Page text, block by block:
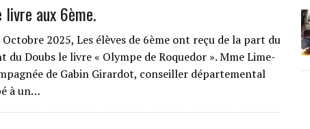
livre aux 6ème.
Octobre 2025, Les élèves de 6ème ont reçu de la part du
du Doubs le livre « Olympe de Roquedor ». Mme Lime-
de Gabin Girardot, conseiller départemental
à un…